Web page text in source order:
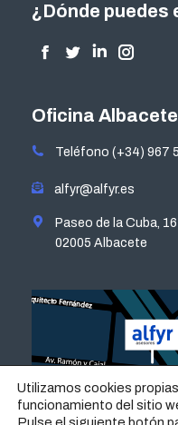
Oficina Albacete
Teléfono (+34) 967
alfyr@alfyr.es
Paseo de la Cuba, 16
02005 Albacete
¿Dónde
Encuéntranos en:
Facebook
opens
new
Twitter
opens
new
Linkedin
opens
new
Instagram
opens
new
Utilizamos cookies
funcionamiento del sitio